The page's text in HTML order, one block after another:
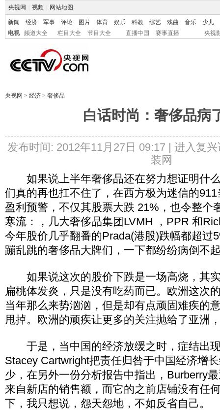
央视网 视频 网站地图
新闻 经济 军事 评论 图片 体育 娱乐 科教 综艺 戏曲 音乐
少儿
电视
频道大全 栏目大全 节目大全 直播中国 赛事直播 央视
央视网 > 经济 > 奢侈品
白话时尚：奢侈品病
发布时间: 2012年11月27日 09:17 | 进入复兴
装网
如果说上半年奢侈品还在努力想证明什
们真的再也扛不住了，在西方极为迷信的
盈利预警，不仅其股票大跌 21%，也令整个
寒流：，几大奢侈品集团LVMH ，PPR 和
今年股价几乎翻番的Prada(港股)跌幅都超过
蹦乱跳的奢侈品大牌们，一下都纷纷病倒不
如果说这次的股价下跌是一场高烧，其
扁桃体发炎，只是没有吃药而已。欧洲这次
当年那么来势汹汹，但是却有点顽固难疾的
甩掉。欧洲的顽疾让更多的关注抛给了亚洲
于是，当中国的经济放缓之时，症结出现
Stacey Cartwright把责任归咎于中国经济增
少，在另外一份分析报告中指出，Burberry
来自新店的销售额，而它的之前店铺没有任
下，我只想说，怨天怨地，不如反省自己。